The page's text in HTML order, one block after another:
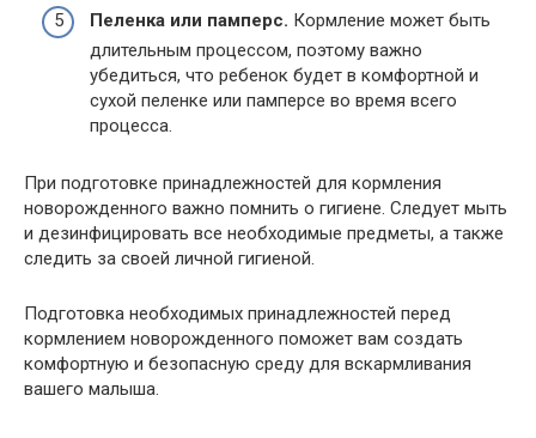
Пеленка или памперс. Кормление может быть
длительным процессом, поэтому важно
убедиться, что ребенок будет в комфортной и
сухой пеленке или памперсе во время всего
процесса.
При подготовке принадлежностей для кормления
новорожденного важно помнить о гигиене. Следует мыть
и дезинфицировать все необходимые предметы, а также
следить за своей личной гигиеной.
Подготовка необходимых принадлежностей перед
кормлением новорожденного поможет вам создать
комфортную и безопасную среду для вскармливания
вашего малыша.